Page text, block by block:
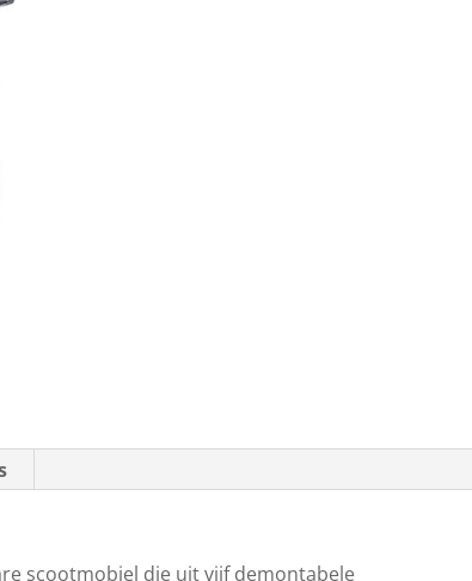
scootmobiel die uit vijf demontabele